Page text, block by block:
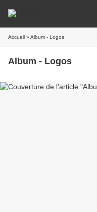
Accueil » Album - Logos
Album - Logos